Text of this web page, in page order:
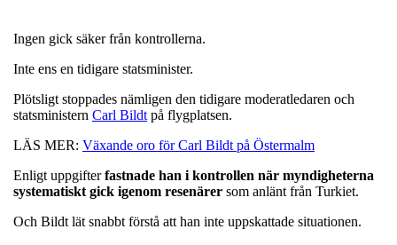
Ingen gick säker från kontrollerna.
Inte ens en tidigare statsminister.
Plötsligt stoppades nämligen den tidigare moderatledaren och
statsministern Carl Bildt på flygplatsen.
LÄS MER: Växande oro för Carl Bildt på Östermalm
Enligt uppgifterfastnade han i kontrollen när myndigheterna
systematiskt gick igenom resenärer som anlänt från Turkiet.
Och Bildt lät snabbt förstå att han inte uppskattade situationen.